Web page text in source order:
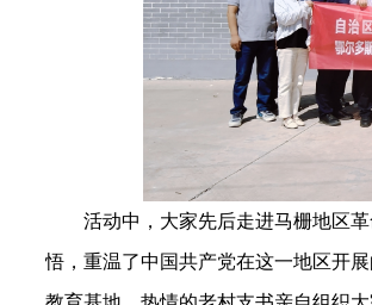
活动中，大家先后走进马栅地区
悟，重温了中国共产党在这一地区开